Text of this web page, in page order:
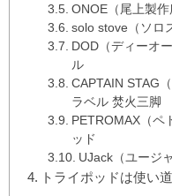
ONOE（尾上製
solo stove（ソロ
DOD（ディーオ
ル
CAPTAIN STAG
ラベル 焚火三脚
PETROMAX（ペ
ッド
UJack（ユージ
トライポッドは使い